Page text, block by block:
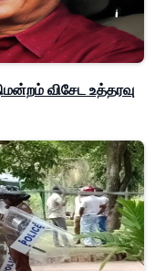
விசேட உத்தரவு